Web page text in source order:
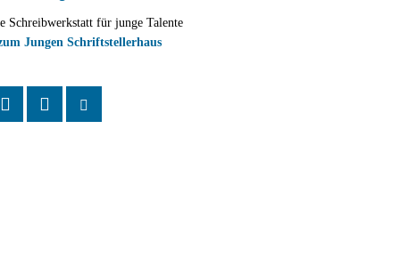
Schreibwerkstatt für junge Talente
Jungen Schriftstellerhaus